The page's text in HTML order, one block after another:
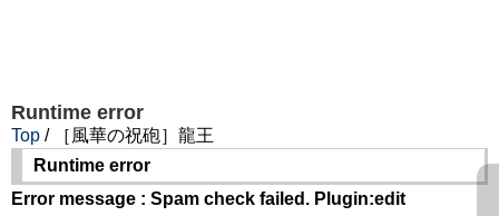
Runtime error
Top / ［風華の祝砲］龍王
Runtime error
Error message : Spam check failed. Plugin:edit